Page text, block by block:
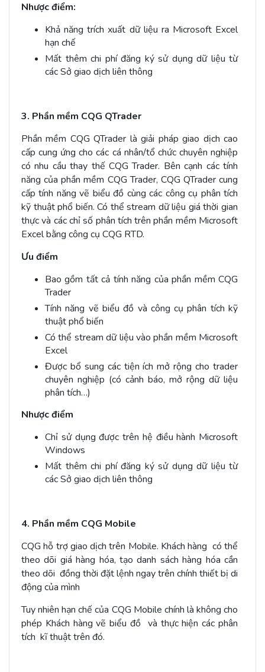
Nhược điểm:
Khả năng trích xuất dữ liệu ra Microsoft Excel
hạn chế
Mất thêm chi phí đăng ký sử dụng dữ liệu từ
các Sở giao dịch liên thông
3. Phần mềm CQG QTrader
Phần mềm CQG QTrader là giải pháp giao dịch cao
cấp cung ứng cho các cá nhân/tổ chức chuyên nghiệp
có nhu cầu thay thế CQG Trader. Bên cạnh các tính
năng của phần mềm CQG Trader, CQG QTrader cung
cấp tính năng vẽ biểu đồ cùng các công cụ phân tích
kỹ thuật phổ biến. Có thể stream dữ liệu giá thời gian
thực và các chỉ số phân tích trên phần mềm Microsoft
Excel bằng công cụ CQG RTD.
Ưu điểm
Bao gồm tất cả tính năng của phần mềm CQG
Trader
Tính năng vẽ biểu đồ và công cụ phân tích kỹ
thuật phổ biến
Có thể stream dữ liệu vào phần mềm Microsoft
Excel
Được bổ sung các tiện ích mở rộng cho trader
chuyên nghiệp (có cảnh báo, mở rộng dữ liệu
phân tích…)
Nhược điểm
Chỉ sử dụng được trên hệ điều hành Microsoft
Windows
Mất thêm chi phí đăng ký sử dụng dữ liệu từ
các Sở giao dịch liên thông
4. Phần mềm CQG Mobile
CQG hỗ trợ giao dịch trên Mobile. Khách hàng có thể
theo dõi giá hàng hóa, tạo danh sách hàng hóa cần
theo dõi đồng thời đặt lệnh ngay trên chính thiết bị di
động của mình
Tuy nhiên hạn chế của CQG Mobile chính là không cho
phép Khách hàng vẽ biểu đồ và thực hiện các phân
tích kĩ thuật trên đó.